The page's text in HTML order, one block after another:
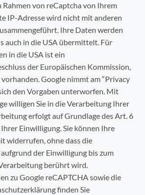
Rahmen von reCaptcha von Ihrem
IP-Adresse wird nicht mit anderen
Ihre Daten werden
auch in die USA übermittelt. Für
in die USA ist ein
der Europäischen Kommission,
vorhanden. Google nimmt am “Privacy
den Vorgaben unterworfen. Mit
willigen Sie in die Verarbeitung Ihrer
erfolgt auf Grundlage des Art. 6
Einwilligung. Sie können Ihre
widerrufen, ohne dass die
der Einwilligung bis zum
berührt wird.
zu Google reCAPTCHA sowie die
finden Sie